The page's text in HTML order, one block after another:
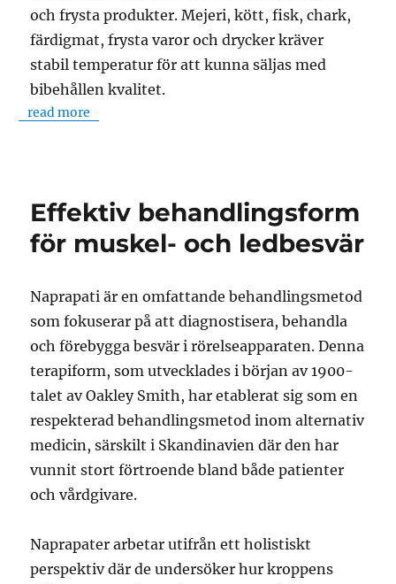
och frysta produkter. Mejeri, kött, fisk, chark,
färdigmat, frysta varor och drycker kräver
stabil temperatur för att kunna säljas med
bibehållen kvalitet.
read more
Effektiv behandlingsform
för muskel- och ledbesvär
Naprapati är en omfattande behandlingsmetod
som fokuserar på att diagnostisera, behandla
och förebygga besvär i rörelseapparaten. Denna
terapiform, som utvecklades i början av 1900-
talet av Oakley Smith, har etablerat sig som en
respekterad behandlingsmetod inom alternativ
medicin, särskilt i Skandinavien där den har
vunnit stort förtroende bland både patienter
och vårdgivare.
Naprapater arbetar utifrån ett holistiskt
perspektiv där de undersöker hur kroppens